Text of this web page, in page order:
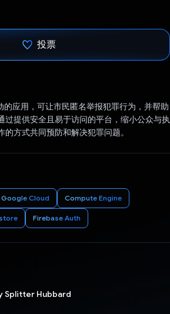
投票
的应用，可让市民匿名举报犯罪行为，并帮助
过提供安全且易于访问的平台，缩小公众与执
方式共同预防和解决犯罪问题。
Google Cloud Compute Engine
Firebase Auth
Splitter Hubbard